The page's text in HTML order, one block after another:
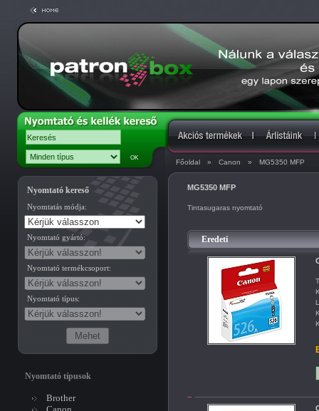
Főoldal » Canon » MG5350 MFP
Nyomtató kereső
Nyomtatás módja:
Nyomtató gyártó:
Nyomtató termékcsoport:
Nyomtató típus:
Nyomtató típusok
Brother
MG5350 MFP
Tintasugaras nyomtató
Eredeti